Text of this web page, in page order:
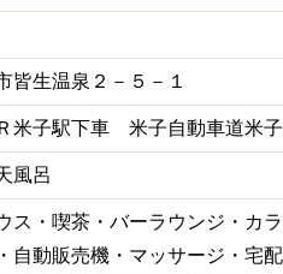
皆生温泉２－５－１
米子駅下車 米子自動車道米
風呂
ス・喫茶・バーラウンジ・カ
自動販売機・マッサージ・宅